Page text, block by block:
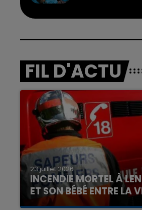
FIL D'ACTU
23 juillet 2026
INCENDIE MORTEL À
ET SON BÉBÉ ENTRE LA
Un homme s'est immolé